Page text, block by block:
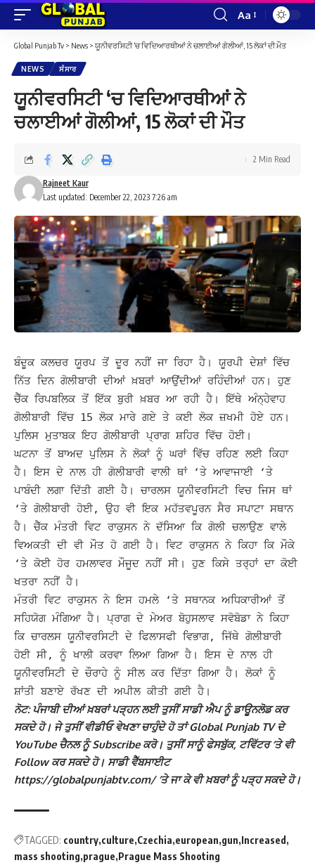
Font
Resizer
Aa
Global Punjab Tv > News > ਯੂਨੀਵਰਸਿਟੀ ‘ਚ ਵਿਦਿਆਰਥੀਆਂ ਨੇ ਚਲਾਈਆਂ ਗੋਲੀਆਂ, 15 ਲੋਕਾਂ ਦੀ ਮੌਤ
NEWS ਸੰਸਾਰ
ਯੂਨੀਵਰਸਿਟੀ ‘ਚ ਵਿਦਿਆਰਥੀਆਂ ਨੇ
ਚਲਾਈਆਂ ਗੋਲੀਆਂ, 15 ਲੋਕਾਂ ਦੀ ਮੌਤ
Last updated: December 22, 2023 7:26 am
Rajneet Kaur
2 Min Read
ਬੰਦੂਕ ਕਲਚਰ ਯੂਰਪ ਤੋਂ ਦੂਰ ਨਹੀਂ ਜਾ ਰਿਹਾ ਹੈ। ਯੂਰਪੀ ਦੇਸ਼ਾਂ ਵਿੱਚ
ਨਿੱਤ ਦਿਨ ਗੋਲੀਬਾਰੀ ਦੀਆਂ ਖ਼ਬਰਾਂ ਆਉਂਦੀਆਂ ਰਹਿੰਦੀਆਂ ਹਨ। ਹੁਣ
ਚੈੱਕ ਰਿਪਬਲਿਕ ਤੋਂ ਇੱਕ ਬੁਰੀ ਖ਼ਬਰ ਆ ਰਹੀ ਹੈ। ਇੱਥੇ ਅੰਨ੍ਹੇਵਾਹ
ਗੋਲੀਬਾਰੀ ਵਿੱਚ 15 ਲੋਕ ਮਾਰੇ ਗਏ ਤੇ ਕਈ ਲੋਕ ਜ਼ਖਮੀ ਹੋਏ ਹਨ।
ਪੁਲਿਸ ਮੁਤਾਬਕ ਇਹ ਗੋਲੀਬਾਰੀ ਪ੍ਰਾਗ ਸ਼ਹਿਰ ਵਿੱਚ ਹੋਈ।
ਘਟਨਾ ਤੋਂ ਬਾਅਦ ਪੁਲਿਸ ਨੇ ਲੋਕਾਂ ਨੂੰ ਘਰਾਂ ਵਿੱਚ ਰਹਿਣ ਲਈ ਕਿਹਾ
ਹੈ। ਇਸ ਦੇ ਨਾਲ ਹੀ ਗੋਲੀਬਾਰੀ ਵਾਲੀ ਥਾਂ ‘ਤੇ ਆਵਾਜਾਈ ‘ਤੇ
ਪਾਬੰਦੀ ਲਗਾ ਦਿੱਤੀ ਗਈ ਹੈ। ਚਾਰਲਸ ਯੂਨੀਵਰਸਿਟੀ ਵਿਚ ਜਿਸ ਥਾਂ
‘ਤੇ ਗੋਲੀਬਾਰੀ ਹੋਈ, ਉਹ ਵੀ ਇਕ ਮਹੱਤਵਪੂਰਨ ਸੈਰ ਸਪਾਟਾ ਸਥਾਨ
ਹੈ। ਚੈੱਕ ਮੰਤਰੀ ਵਿਟ ਰਾਕੁਸਨਨੇ ਦੱਸਿਆ ਕਿ ਗੋਲੀ ਚਲਾਉਣ ਵਾਲੇ
ਵਿਅਕਤੀ ਦੀ ਵੀ ਮੌਤ ਹੋ ਗਈ ਹੈ। ਵਿਟ ਰਾਕੁਸਨ ਨੇ ਕਿਹਾ ਕਿ ਮੌਕੇ
‘ਤੇ ਕੋਈ ਹੋਰ ਹਮਲਾਵਰ ਮੌਜੂਦ ਨਹੀਂ ਸੀ। ਹੁਣ ਕਿਸੇ ਤਰ੍ਹਾਂ ਦਾ ਕੋਈ
ਖਤਰਾ ਨਹੀਂ ਹੈ।
ਮੰਤਰੀ ਵਿਟ ਰਾਕੁਸਨ ਨੇ ਇਸ ਹਮਲੇ ‘ਤੇ ਸਥਾਨਕ ਅਧਿਕਾਰੀਆਂ ਤੋਂ
ਸਹਿਯੋਗ ਮੰਗਿਆ ਹੈ। ਪ੍ਰਾਗ ਦੇ ਮੇਅਰ ਬੋਹੁਸਲਾਵ ਸਵੋਬੋਡਾ ਨੇ ਕਿਹਾ
ਕਿ ਚਾਰਲਸ ਯੂਨੀਵਰਸਿਟੀ ਦੇ ਫਿਲਾਸਫੀ ਵਿਭਾਗ, ਜਿੱਥੇ ਗੋਲੀਬਾਰੀ
ਹੋਈ ਸੀ, ਨੂੰ ਖਾਲੀ ਕਰਵਾ ਲਿਆ ਗਿਆ ਹੈ।ਇਸ ਦੇ ਨਾਲ ਹੀ
ਯੂਨੀਵਰਸਿਟੀ ਦੇ ਚੌਰਾਹੇ ਨੂੰ ਸੀਲ ਕਰ ਦਿੱਤਾ ਗਿਆ ਹੈ। ਲੋਕਾਂ ਨੂੰ
ਸ਼ਾਂਤੀ ਬਣਾਏ ਰੱਖਣ ਦੀ ਅਪੀਲ ਕੀਤੀ ਗਈ ਹੈ।
ਨੋਟ: ਪੰਜਾਬੀ ਦੀਆਂ ਖ਼ਬਰਾਂ ਪੜ੍ਹਨ ਲਈ ਤੁਸੀਂ ਸਾਡੀ ਐਪ ਨੂੰ ਡਾਊਨਲੋਡ ਕਰ
ਸਕਦੇ ਹੋ। ਜੇ ਤੁਸੀਂ ਵੀਡੀਓ ਵੇਖਣਾ ਚਾਹੁੰਦੇ ਹੋ ਤਾਂ Global Punjab TV ਦੇ
YouTube ਚੈਨਲ ਨੂੰ Subscribe ਕਰੋ। ਤੁਸੀਂ ਸਾਨੂੰ ਫੇਸਬੁੱਕ, ਟਵਿੱਟਰ ‘ਤੇ ਵੀ
Follow ਕਰ ਸਕਦੇ ਹੋ। ਸਾਡੀ ਵੈੱਬਸਾਈਟ
https://globalpunjabtv.com/ ‘ਤੇ ਜਾ ਕੇ ਵੀ ਖ਼ਬਰਾਂ ਨੂੰ ਪੜ੍ਹ ਸਕਦੇ ਹੋ।
TAGGED: country culture Czechia european gun Increased
mass shooting prague Prague Mass Shooting